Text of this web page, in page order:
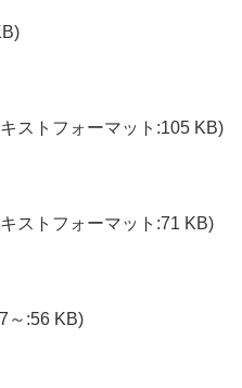
ストフォーマット:105 KB)
ストフォーマット:71 KB)
～:56 KB)